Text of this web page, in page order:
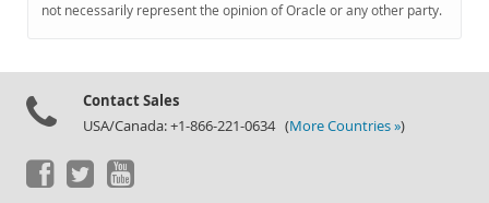
not necessarily represent the opinion of Oracle or any other party.
Contact Sales
USA/Canada: +1-866-221-0634 (More Countries »)